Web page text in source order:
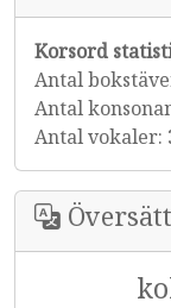
Korsord
Antal
Antal
Antal vokaler: